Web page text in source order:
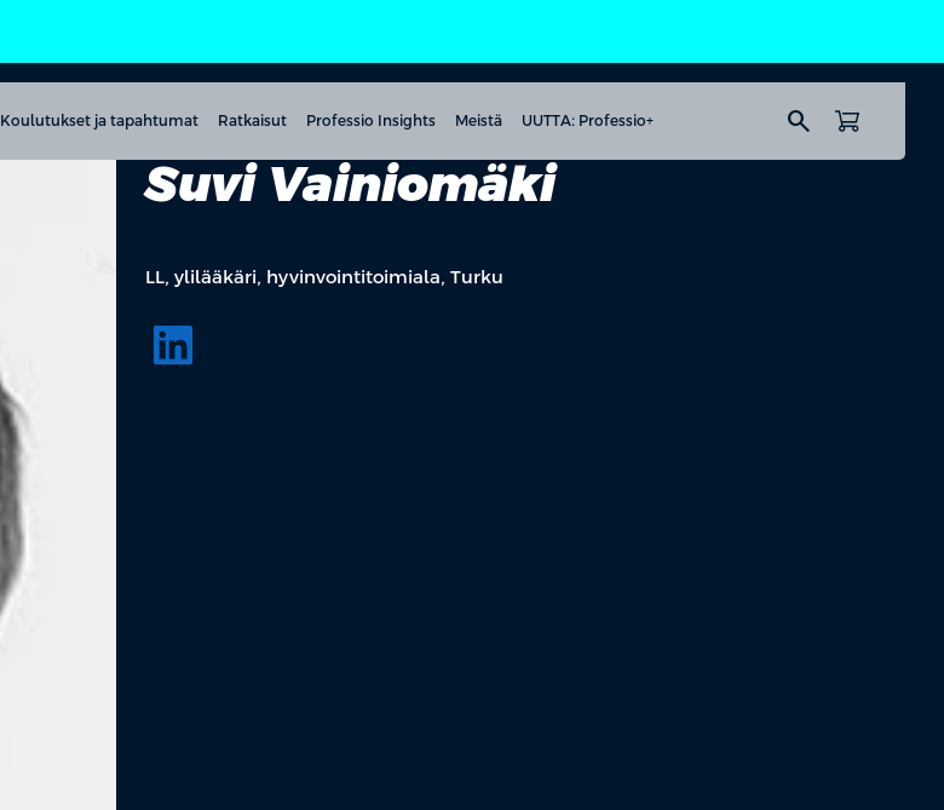
Koulutukset ja tapahtumat Ratkaisut Professio Insights Meistä UUTTA: Professio+ search
Suvi Vainiomäki
LL, ylilääkäri, hyvinvointitoimiala, Turku